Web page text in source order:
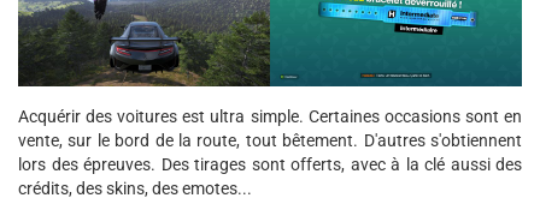
Acquérir des voitures est ultra simple. Certaines occasions sont en
vente, sur le bord de la route, tout bêtement. D'autres s'obtiennent
lors des épreuves. Des tirages sont offerts, avec à la clé aussi des
crédits, des skins, des emotes...